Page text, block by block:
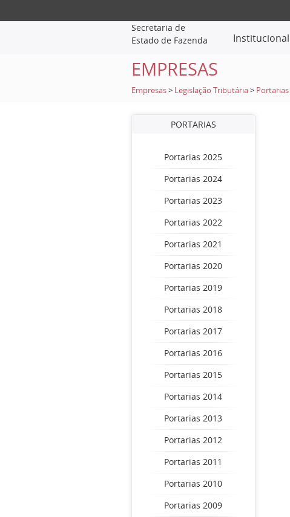
Secretaria de
Estado de Fazenda
Institucional
EMPRESAS
Empresas > Legislação Tributária > Portarias
PORTARIAS
Portarias 2025
Portarias 2024
Portarias 2023
Portarias 2022
Portarias 2021
Portarias 2020
Portarias 2019
Portarias 2018
Portarias 2017
Portarias 2016
Portarias 2015
Portarias 2014
Portarias 2013
Portarias 2012
Portarias 2011
Portarias 2010
Portarias 2009